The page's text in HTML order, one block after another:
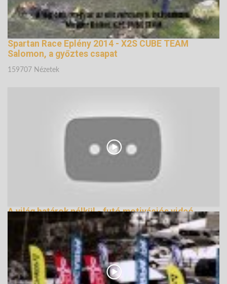
Spartan Race Eplény 2014 - X2S CUBE TEAM
Salomon, a győztes csapat
159707 Nézetek
A világ határok nélkül - futó motivációs videó
162165 Nézetek